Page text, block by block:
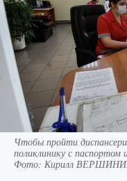
Чтобы пройти
поликлинику с
Фото: Кирилл